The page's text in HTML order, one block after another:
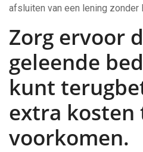
afsluiten van een lening zonder
Zorg ervoor
geleende
kunt
extra kosten
voorkomen.